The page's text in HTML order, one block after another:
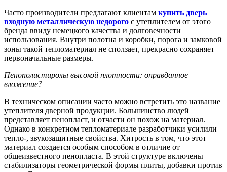
Часто производители предлагают клиентам купить дверь
входную металлическую недорого с утеплителем от этого
бренда ввиду немецкого качества и долговечности
использования. Внутри полотна и коробки, порога и замковой
зоны такой тепломатериал не сползает, прекрасно сохраняет
первоначальные размеры.
Пенополистиролы высокой плотности: оправданное
вложение?
В техническом описании часто можно встретить это название
утеплителя дверной продукции. Большинство людей
представляет пенопласт, и отчасти он похож на материал.
Однако в конкретном тепломатериале разработчики усилили
тепло-, звукозащитные свойства. Хитрость в том, что этот
материал создается особым способом в отличие от
общеизвестного пенопласта. В этой структуре включены
стабилизаторы геометрической формы плиты, добавки против